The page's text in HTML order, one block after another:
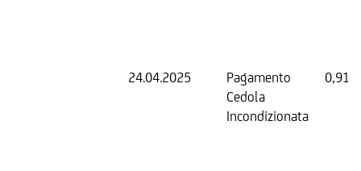
24.04.2025
Pagamento
Cedola
Incondizionata
0,91